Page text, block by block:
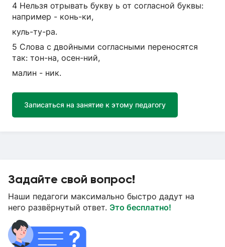
4 Нельзя отрывать букву ь от согласной буквы:
например - конь-ки,
куль-ту-ра.
5 Слова с двойными согласными переносятся
так: тон-на, осен-ний,
малин - ник.
Записаться на занятие к этому педагогу
Задайте свой вопрос!
Наши педагоги максимально быстро дадут на
него развёрнутый ответ. Это бесплатно!